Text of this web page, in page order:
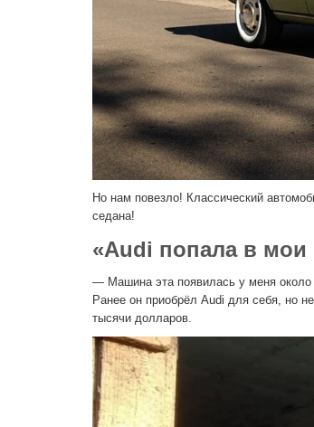
Но нам повезло! Классический
седана!
«Audi попала в мои
— Машина эта появилась у меня около
Ранее он приобрёл Audi для себя, но
тысячи долларов.